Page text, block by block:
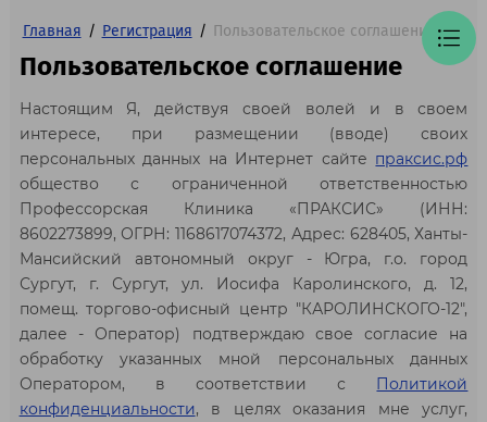
Главная / Регистрация / Пользовательское соглашение
Пользовательское соглашение
Настоящим Я, действуя своей волей и в своем
интересе, при размещении (вводе) своих
персональных данных на Интернет сайте праксис.рф
общество с ограниченной ответственностью
Профессорская Клиника «ПРАКСИС» (ИНН:
8602273899, ОГРН: 1168617074372, Адрес: 628405, Ханты-
Мансийский автономный округ - Югра, г.о. город
Сургут, г. Сургут, ул. Иосифа Каролинского, д. 12,
помещ. торгово-офисный центр "КАРОЛИНСКОГО-12",
далее - Оператор) подтверждаю свое согласие на
обработку указанных мной персональных данных
Оператором, в соответствии с Политикой
конфиденциальности, в целях оказания мне услуг,